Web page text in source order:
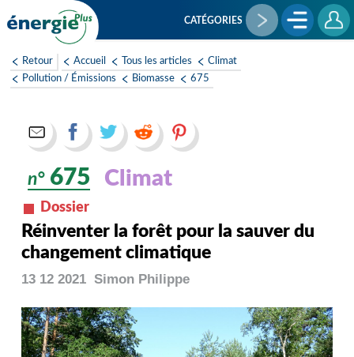
au
CATÉGORIES
Retour Accueil Tous les articles
Climat
Pollution / Émissions
Biomasse 675
n° 675 Climat
Dossier
Réinventer la forêt pour la sauver du
changement climatique
13 12 2021 Simon Philippe